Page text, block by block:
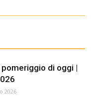
di oggi |
2026